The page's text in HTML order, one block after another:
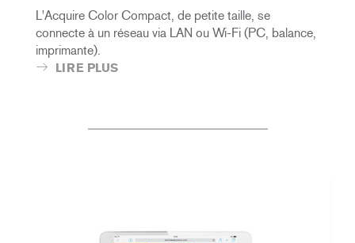
L'Acquire Color Compact, de petite taille, se
connecte à un réseau via LAN ou Wi-Fi (PC, balance,
imprimante).
LIRE PLUS